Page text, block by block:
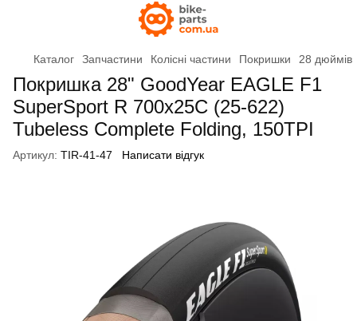
Каталог Запчастини Колісні частини Покришки 28 дюймів
Покришка 28" GoodYear EAGLE F1
SuperSport R 700x25C (25-622)
Tubeless Complete Folding, 150TPI
Артикул: TIR-41-47 Написати відгук